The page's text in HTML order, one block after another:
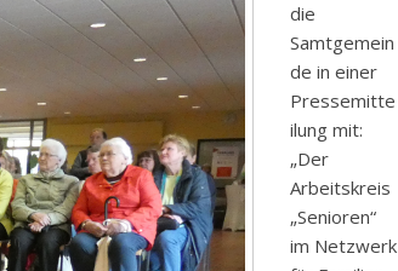
die
Samtgemein
de in einer
Pressemitte
ilung mit:
„Der
Arbeitskreis
„Senioren“
im Netzwerk